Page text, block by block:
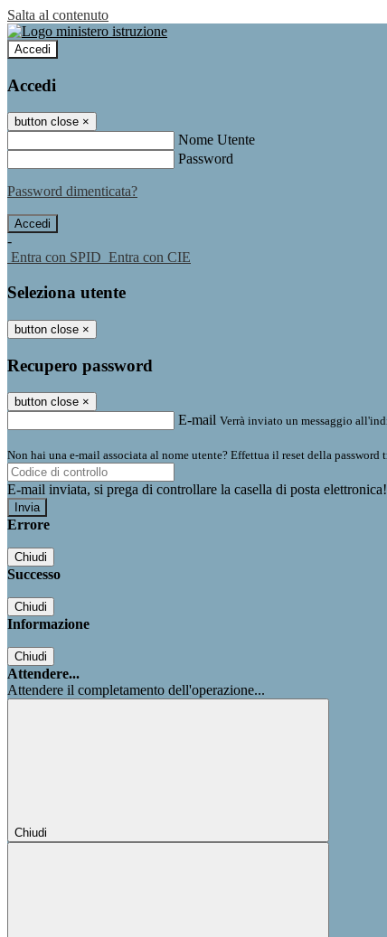
Salta al contenuto
Accedi
Accedi
button close ×
Nome Utente
Password
Password dimenticata?
-
Entra con SPID Entra con CIE
Seleziona utente
button close ×
Recupero password
button close ×
E-mail Verrà inviato un messaggio
Non hai una e-mail associata al nome utente? Effettua il reset della password
E-mail inviata, si prega di controllare la casella di posta elettronica!
Errore
Chiudi
Successo
Chiudi
Informazione
Chiudi
Attendere...
Attendere il completamento dell'operazione...
Chiudi